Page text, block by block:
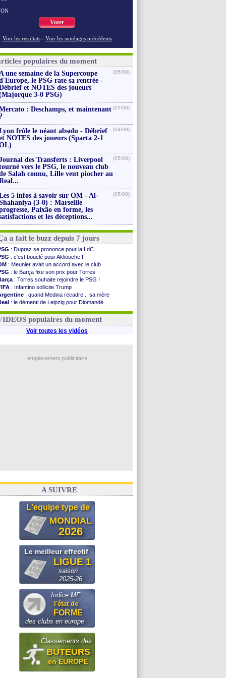
Voter
Voir les resultats - Voir les sondages précédents
populaires du moment
une semaine de la Supercoupe
le PSG rate sa rentrée -
et NOTES des joueurs
3-0 PSG)
(05/08)
: Deschamps, et maintenant (05/08)
frôle le néant absolu - Débrief
NOTES des joueurs (Sparta 2-1
(04/08)
des Transferts : Liverpool
vers le PSG, le nouveau club
Salah connu, Lille veut piocher au
(05/08)
5 infos à savoir sur OM - Al-
(3-0) : Marseille
Paixão en forme, les
et les déceptions...
(05/08)
a fait le buzz depuis 7 jours
: Dupraz se prononce pour la LdC
: c'est bouclé pour Akliouche !
: Meunier avait un accord avec le club
: le Barça fixe son prix pour Torres
: Torres souhaite rejoindre le PSG !
: Infantino sollicite Trump
: quand Medina recadre... sa mère
: le démenti de Leipzig pour Diomandé
: le conseiller d'Infantino démissionne !
populaires du moment
Voir toutes les vidéos
emplacement publicitaire
A SUIVRE
L'equipe type de
MONDIAL
2026
Le meilleur effectif
LIGUE 1
saison
2025-26
Indice MF :
l'état de
FORME
des clubs en europe
Classements des
BUTEURS
en EUROPE